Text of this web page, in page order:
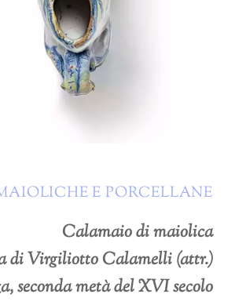
E PORCELLANE
Calamaio di maiolica
di Virgiliotto Calamelli (attr.)
seconda metà del XVI secolo